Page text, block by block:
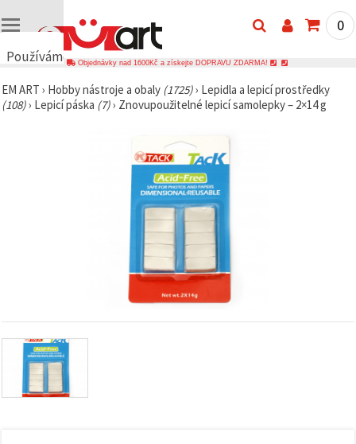
Používáme
🍪
Používáme
a
zobrazovali
relevantnější
obsah a
reklamu, a
to i s
pomocí
0
Objednávky nad 1600Kč a získejte DOPRAVU ZDARMA!
EM ART › Hobby nástroje a obaly (1725)› Lepidla a lepicí prostředky
(108)› Lepicí páska (7)› Znovupoužitelné lepicí samolepky – 2×14 g